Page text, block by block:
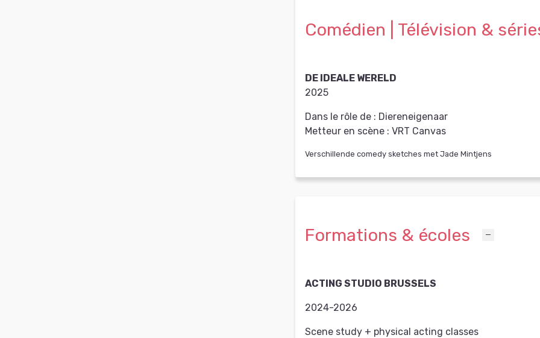
Comédien | Télévision &
DE IDEALE WERELD
2025
Dans le rôle de : Diereneigenaar
Metteur en scène : VRT Canvas
Verschillende comedy sketches met Jade Mintjens
Formations & écoles
ACTING STUDIO BRUSSELS
2024-2026
Scene study + physical acting classes